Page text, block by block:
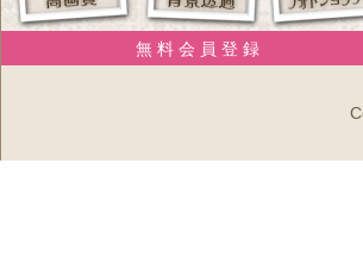
無 料 会 員 登 録